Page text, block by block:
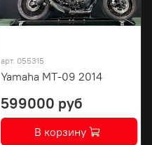
арт. 055315
Yamaha MT-09 2014
599000 руб
В корзину